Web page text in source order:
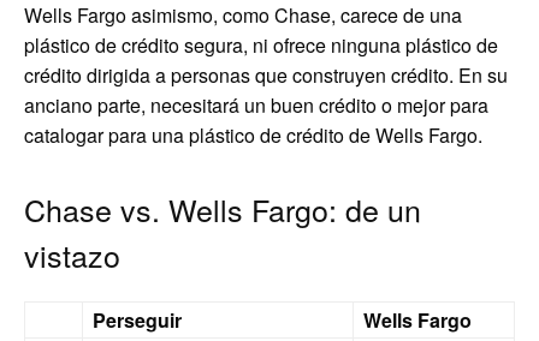
Wells Fargo asimismo, como Chase, carece de una
plástico de crédito segura, ni ofrece ninguna plástico de
crédito dirigida a personas que construyen crédito. En su
anciano parte, necesitará un buen crédito o mejor para
catalogar para una plástico de crédito de Wells Fargo.
Chase vs. Wells Fargo: de un
vistazo
Perseguir
Wells Fargo